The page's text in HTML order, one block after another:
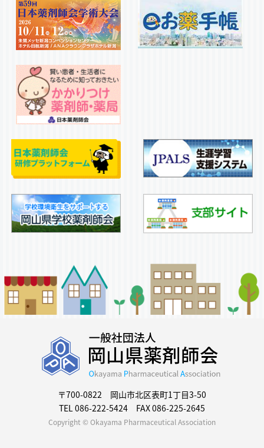
〒700-0822 岡山市北区表町1丁目3-50
TEL 086-222-5424 FAX 086-225-2645
Copyright © Okayama Pharmaceutical Association